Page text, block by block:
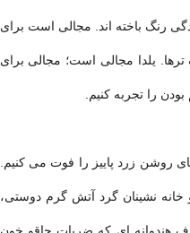
رنگ باخته اند. مجالى است براى
یلدا مجالى است؛ مجالى براى
را تجربه کنیم.
روشن زرد پاییز را فوت می کنیم.
خانه نشینان گرد آتش گرم دوستی،